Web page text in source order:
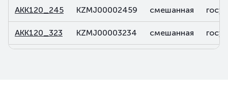
AKK120_245 KZMJ00002459 смешанная
AKK120_323 KZMJ00003234 смешанная